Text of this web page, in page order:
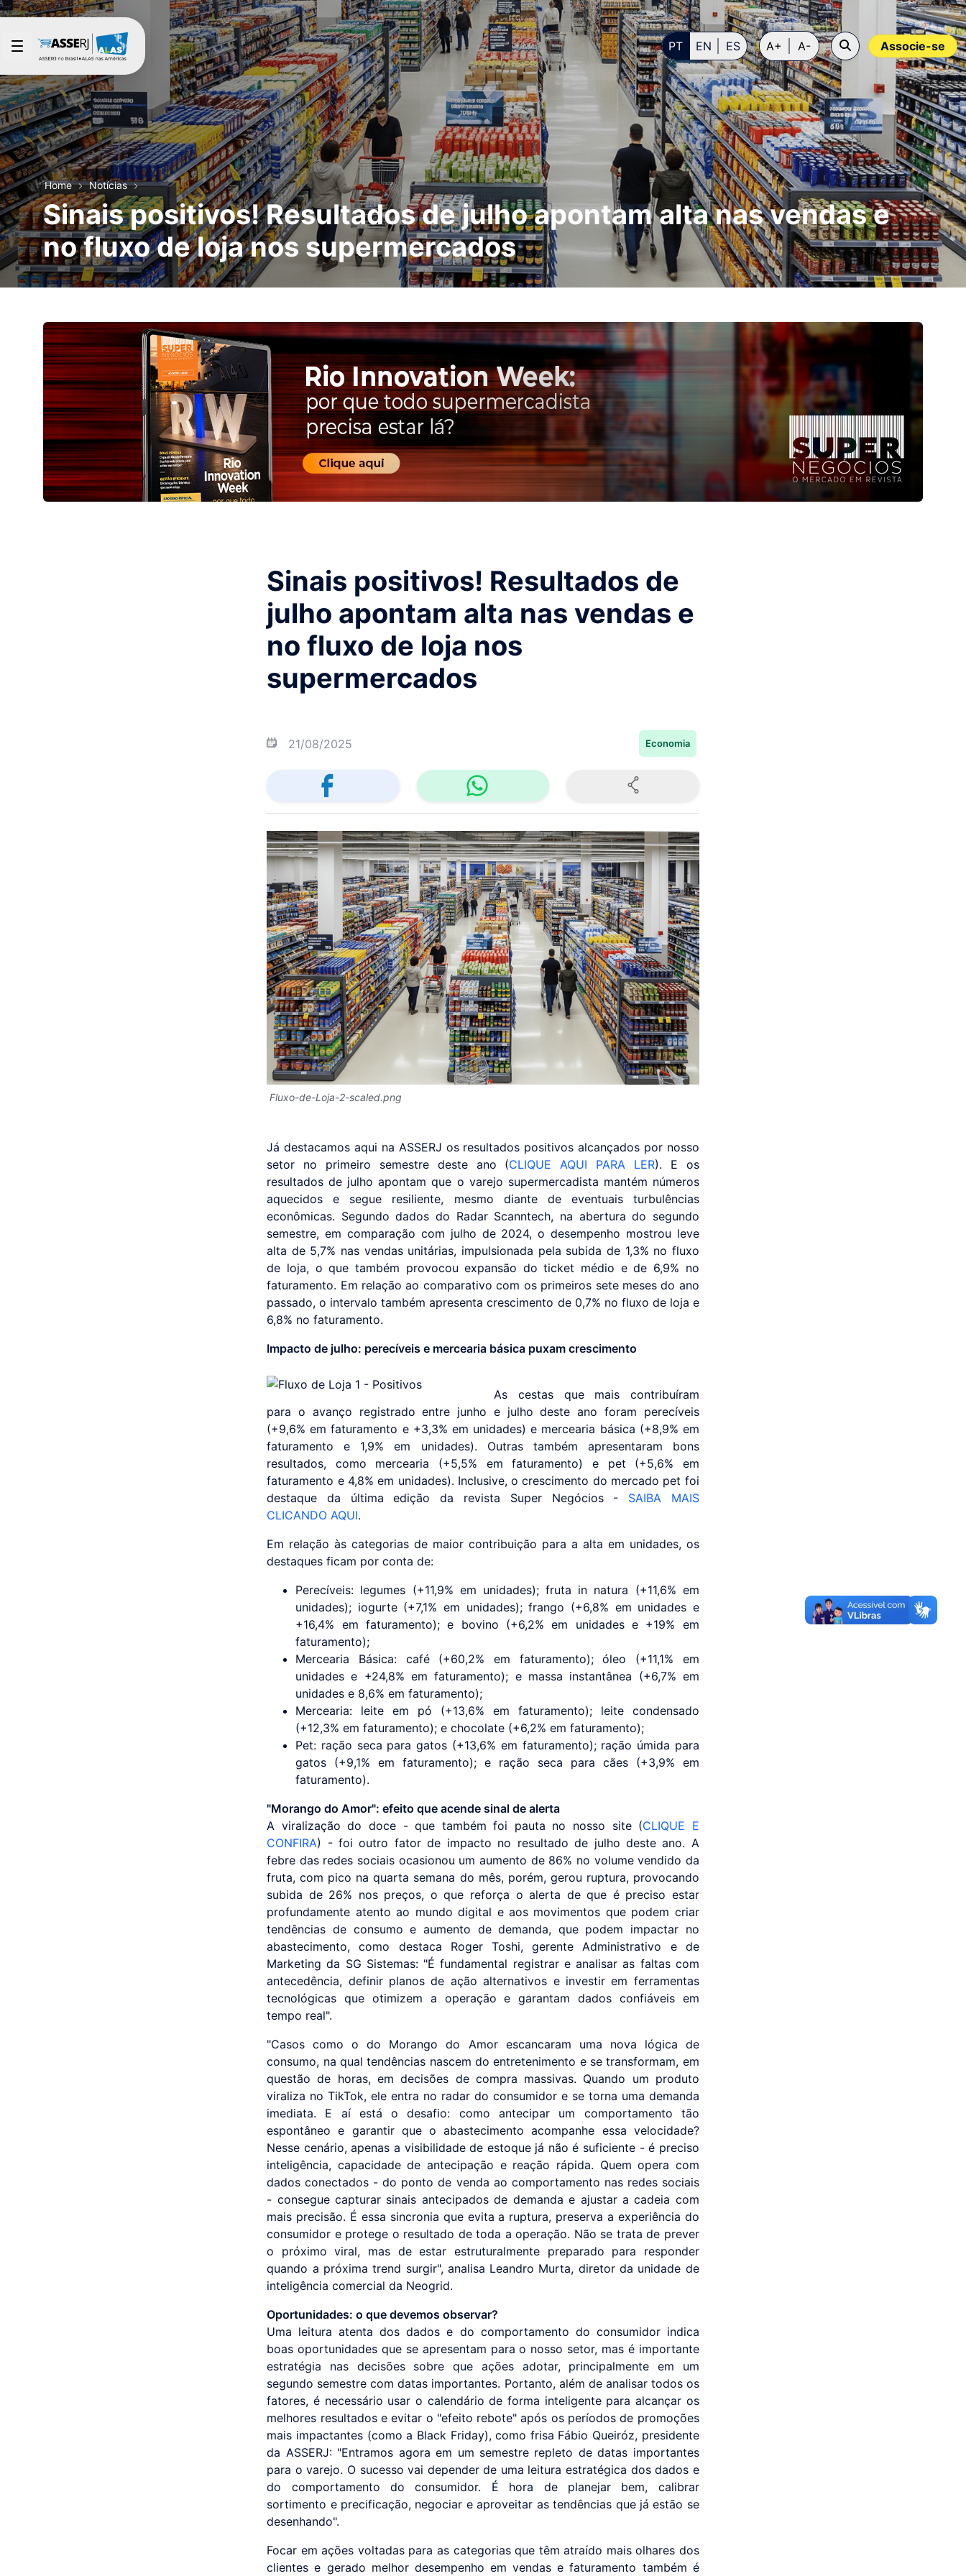
Pular para o Conteúdo principal
Associe-se
PT EN ES A+ A-
Home Notícias
Sinais positivos! Resultados de julho apontam alta nas vendas e
no fluxo de loja nos supermercados
Sinais positivos! Resultados de
julho apontam alta nas vendas e
no fluxo de loja nos
supermercados
21/08/2025 Economia
Fluxo-de-Loja-2-scaled.png
Já destacamos aqui na ASSERJ os resultados positivos alcançados por nosso
setor no primeiro semestre deste ano (CLIQUE AQUI PARA LER). E os
resultados de julho apontam que o varejo supermercadista mantém números
aquecidos e segue resiliente, mesmo diante de eventuais turbulências
econômicas. Segundo dados do Radar Scanntech, na abertura do segundo
semestre, em comparação com julho de 2024, o desempenho mostrou leve
alta de 5,7% nas vendas unitárias, impulsionada pela subida de 1,3% no fluxo
de loja, o que também provocou expansão do ticket médio e de 6,9% no
faturamento. Em relação ao comparativo com os primeiros sete meses do ano
passado, o intervalo também apresenta crescimento de 0,7% no fluxo de loja e
6,8% no faturamento.
Impacto de julho: perecíveis e mercearia básica puxam crescimento
As cestas que mais contribuíram
para o avanço registrado entre junho e julho deste ano foram perecíveis
(+9,6% em faturamento e +3,3% em unidades) e mercearia básica (+8,9% em
faturamento e 1,9% em unidades). Outras também apresentaram bons
resultados, como mercearia (+5,5% em faturamento) e pet (+5,6% em
faturamento e 4,8% em unidades). Inclusive, o crescimento do mercado pet foi
destaque da última edição da revista Super Negócios - SAIBA MAIS
CLICANDO AQUI.
Em relação às categorias de maior contribuição para a alta em unidades, os
destaques ficam por conta de:
Perecíveis: legumes (+11,9% em unidades); fruta in natura (+11,6% em
unidades); iogurte (+7,1% em unidades); frango (+6,8% em unidades e
+16,4% em faturamento); e bovino (+6,2% em unidades e +19% em
faturamento);
Mercearia Básica: café (+60,2% em faturamento); óleo (+11,1% em
unidades e +24,8% em faturamento); e massa instantânea (+6,7% em
unidades e 8,6% em faturamento);
Mercearia: leite em pó (+13,6% em faturamento); leite condensado
(+12,3% em faturamento); e chocolate (+6,2% em faturamento);
Pet: ração seca para gatos (+13,6% em faturamento); ração úmida para
gatos (+9,1% em faturamento); e ração seca para cães (+3,9% em
faturamento).
"Morango do Amor": efeito que acende sinal de alerta
A viralização do doce - que também foi pauta no nosso site (CLIQUE E
CONFIRA) - foi outro fator de impacto no resultado de julho deste ano. A
febre das redes sociais ocasionou um aumento de 86% no volume vendido da
fruta, com pico na quarta semana do mês, porém, gerou ruptura, provocando
subida de 26% nos preços, o que reforça o alerta de que é preciso estar
profundamente atento ao mundo digital e aos movimentos que podem criar
tendências de consumo e aumento de demanda, que podem impactar no
abastecimento, como destaca Roger Toshi, gerente Administrativo e de
Marketing da SG Sistemas: "É fundamental registrar e analisar as faltas com
antecedência, definir planos de ação alternativos e investir em ferramentas
tecnológicas que otimizem a operação e garantam dados confiáveis em
tempo real".
"Casos como o do Morango do Amor escancaram uma nova lógica de
consumo, na qual tendências nascem do entretenimento e se transformam, em
questão de horas, em decisões de compra massivas. Quando um produto
viraliza no TikTok, ele entra no radar do consumidor e se torna uma demanda
imediata. E aí está o desafio: como antecipar um comportamento tão
espontâneo e garantir que o abastecimento acompanhe essa velocidade?
Nesse cenário, apenas a visibilidade de estoque já não é suficiente - é preciso
inteligência, capacidade de antecipação e reação rápida. Quem opera com
dados conectados - do ponto de venda ao comportamento nas redes sociais
- consegue capturar sinais antecipados de demanda e ajustar a cadeia com
mais precisão. É essa sincronia que evita a ruptura, preserva a experiência do
consumidor e protege o resultado de toda a operação. Não se trata de prever
o próximo viral, mas de estar estruturalmente preparado para responder
quando a próxima trend surgir", analisa Leandro Murta, diretor da unidade de
inteligência comercial da Neogrid.
Oportunidades: o que devemos observar?
Uma leitura atenta dos dados e do comportamento do consumidor indica
boas oportunidades que se apresentam para o nosso setor, mas é importante
estratégia nas decisões sobre que ações adotar, principalmente em um
segundo semestre com datas importantes. Portanto, além de analisar todos os
fatores, é necessário usar o calendário de forma inteligente para alcançar os
melhores resultados e evitar o "efeito rebote" após os períodos de promoções
mais impactantes (como a Black Friday), como frisa Fábio Queiróz, presidente
da ASSERJ: "Entramos agora em um semestre repleto de datas importantes
para o varejo. O sucesso vai depender de uma leitura estratégica dos dados e
do comportamento do consumidor. É hora de planejar bem, calibrar
sortimento e precificação, negociar e aproveitar as tendências que já estão se
desenhando".
Focar em ações voltadas para as categorias que têm atraído mais olhares dos
clientes e gerado melhor desempenho em vendas e faturamento também é